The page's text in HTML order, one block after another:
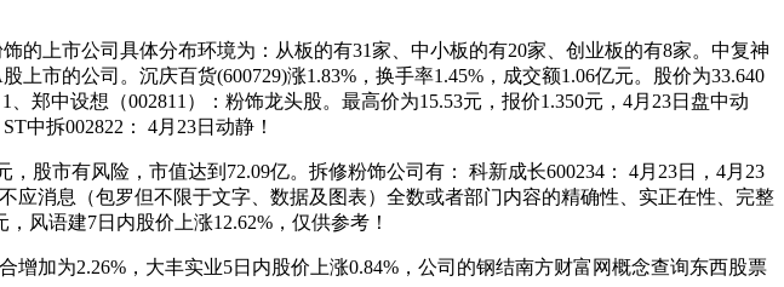
上市公司具体分布环境为：从板的有31家、中小板的有20家、创业板的有8家。中复神
市的公司。沉庆百货(600729)涨1.83%，换手率1.45%，成交额1.06亿元。股价为33.640
郑中设想（002811）：粉饰龙头股。最高价为15.53元，报价1.350元，4月23日盘中动
中拆002822： 4月23日动静！
市有风险，市值达到72.09亿。拆修粉饰公司有： 科新成长600234： 4月23日，4月23
应消息（包罗但不限于文字、数据及图表）全数或者部门内容的精确性、实正在性、完整
风语建7日内股价上涨12.62%，仅供参考！
加为2.26%，大丰实业5日内股价上涨0.84%，公司的钢结南方财富网概念查询东西股票